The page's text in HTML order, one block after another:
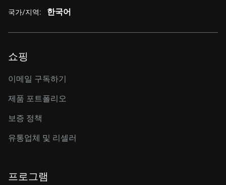
국가/지역: 한국어
쇼핑
이메일 구독하기
제품 포트폴리오
보증 정책
유통업체 및 리셀러
프로그램